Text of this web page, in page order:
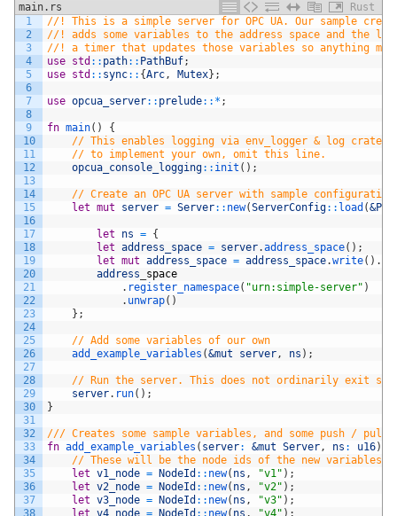
main.rs
Rust
1
2
3
4
5
6
7
8
9
10
11
12
13
14
15
16
17
18
19
20
21
22
23
24
25
26
27
28
29
30
31
32
33
34
35
36
37
38
//! This is a simple server for OPC UA. Our sample
//! adds some variables to the address space and the
//! a timer that updates those variables so anything
use std :: path:: PathBuf;
use std :: sync:: {Arc, Mutex} ;
use opcua_server:: prelude:: * ;
fn main( )
{
// This enables logging via env_logger & log crate
// to implement your own, omit this line.
opcua_console_logging:: init ( ) ;
// Create an OPC UA server with sample
let mut server = Server:: new(ServerConfig:: load (
let ns = {
let address_space = server.address_space( ) ;
let mut address_space = address_space.write( ) .
address
space
. register_namespace( "urn:simple-server" )
. unwrap( )
} ;
// Add some variables of our own
add_example_variables (&mut server, ns ) ;
// Run the server. This does not ordinarily exit so
server. run( ) ;
}
/// Creates some sample variables, and some push / pull
fn add_example_variables ( server: &mut Server, ns : u16)
// These will be the node ids of the new variables
let v1_node = NodeId :: new( ns , "v1" ) ;
let v2_node = NodeId :: new( ns , "v2" ) ;
let v3_node = NodeId :: new( ns , "v3" ) ;
let v4_node = NodeId :: new( ns , "v4" ) ;